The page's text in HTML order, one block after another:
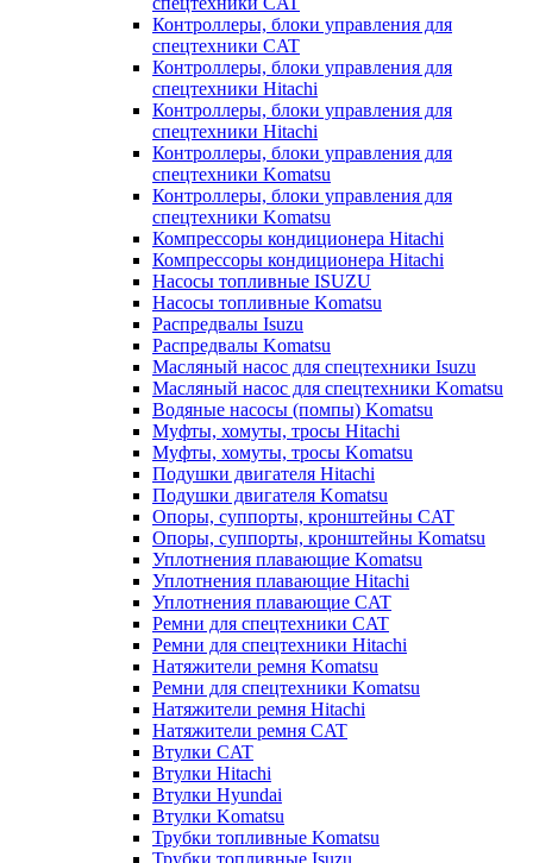
Контроллеры, блоки управления для
спецтехники CAT
Контроллеры, блоки управления для
спецтехники Hitachi
Контроллеры, блоки управления для
спецтехники Hitachi
Контроллеры, блоки управления для
спецтехники Komatsu
Контроллеры, блоки управления для
спецтехники Komatsu
Компрессоры кондиционера Hitachi
Компрессоры кондиционера Hitachi
Насосы топливные ISUZU
Насосы топливные Komatsu
Распредвалы Isuzu
Распредвалы Komatsu
Масляный насос для спецтехники Isuzu
Масляный насос для спецтехники Komatsu
Водяные насосы (помпы) Komatsu
Муфты, хомуты, тросы Hitachi
Муфты, хомуты, тросы Komatsu
Подушки двигателя Hitachi
Подушки двигателя Komatsu
Опоры, суппорты, кронштейны CAT
Опоры, суппорты, кронштейны Komatsu
Уплотнения плавающие Komatsu
Уплотнения плавающие Hitachi
Уплотнения плавающие CAT
Ремни для спецтехники CAT
Ремни для спецтехники Hitachi
Натяжители ремня Komatsu
Ремни для спецтехники Komatsu
Натяжители ремня Hitachi
Натяжители ремня CAT
Втулки CAT
Втулки Hitachi
Втулки Hyundai
Втулки Komatsu
Трубки топливные Komatsu
Трубки топливные Isuzu